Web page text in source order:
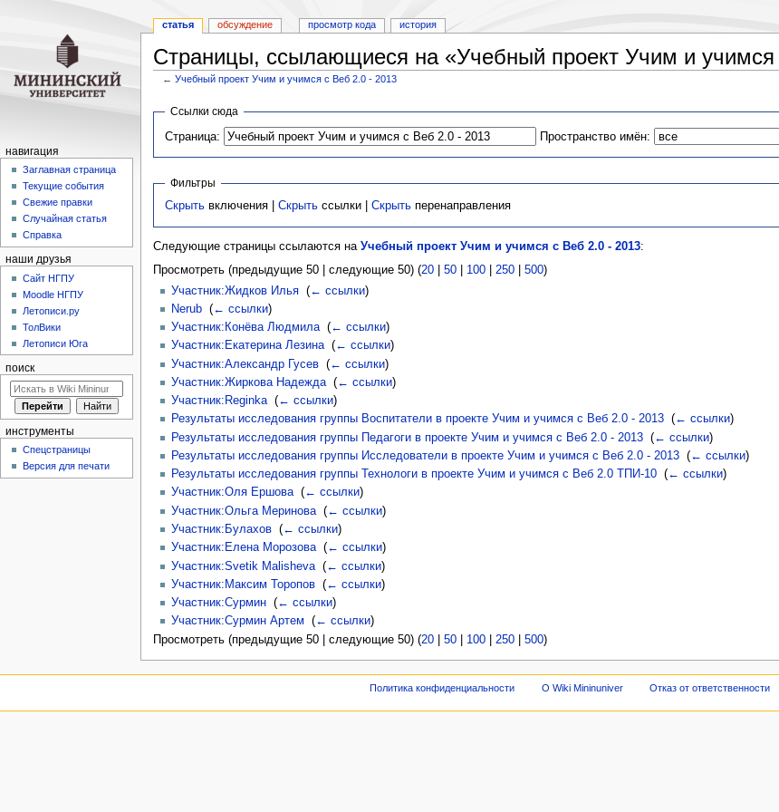
Страницы, ссылающиеся на «Учебный проект Учим и
←Учебный проект Учим и учимся с Веб 2.0 - 2013
Перейти
навигации
Перейти
поиску
Ссылки сюда
Страница: Пространство имён:
Фильтры
Скрыть включения |Скрыть ссылки |Скрыть перенаправления
Следующие страницы ссылаются на Учебный проект Учим и учимся с Веб 2.0 - 2013:
Просмотреть (предыдущие 50 | следующие 50) (20| 50| 100| 250| 500)
Участник:Жидков Илья‎ (← ссылки)
Nerub‎ (← ссылки)
Участник:Конёва Людмила‎ (← ссылки)
Участник:Екатерина Лезина‎ (← ссылки)
Участник:Александр Гусев‎ (← ссылки)
Участник:Жиркова Надежда‎ (← ссылки)
Участник:Reginka‎ (← ссылки)
Результаты исследования группы Воспитатели в проекте Учим и учимся с Веб 2.0 - 2013‎ (← ссылки)
Результаты исследования группы Педагоги в проекте Учим и учимся с Веб 2.0 - 2013‎ (← ссылки)
Результаты исследования группы Исследователи в проекте Учим и учимся с Веб 2.0 - 2013‎ (← ссылки)
Результаты исследования группы Технологи в проекте Учим и учимся с Веб 2.0 ТПИ-10‎ (← ссылки)
Участник:Оля Ершова‎ (← ссылки)
Участник:Ольга Меринова‎ (← ссылки)
Участник:Булахов‎ (← ссылки)
Участник:Елена Морозова‎ (← ссылки)
Участник:Svetik Malisheva‎ (← ссылки)
Участник:Максим Торопов‎ (← ссылки)
Участник:Сурмин‎ (← ссылки)
Участник:Сурмин Артем
(← ссылки)
Просмотреть (предыдущие 50 | следующие 50) (20| 50| 100| 250| 500)
статья обсуждение просмотр кода история
навигация
Заглавная страница
Текущие события
Свежие правки
Случайная статья
Справка
наши друзья
Cайт НГПУ
Moodle НГПУ
Летописи.ру
ТолВики
Летописи Юга
поиск
инструменты
Спецстраницы
Версия для печати
Политика конфиденциальности О Wiki Mininuniver Отказ от ответственности